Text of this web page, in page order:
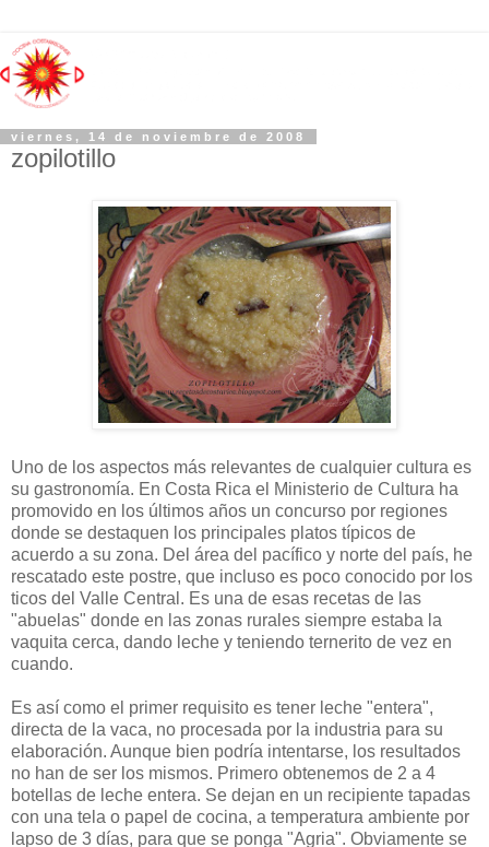
viernes, 14 de noviembre de 2008
zopilotillo
Uno de los aspectos más relevantes de cualquier cultura es
su gastronomía. En Costa Rica el Ministerio de Cultura ha
promovido en los últimos años un concurso por regiones
donde se destaquen los principales platos típicos de
acuerdo a su zona. Del área del pacífico y norte del país, he
rescatado este postre, que incluso es poco conocido por los
ticos del Valle Central. Es una de esas recetas de las
"abuelas" donde en las zonas rurales siempre estaba la
vaquita cerca, dando leche y teniendo ternerito de vez en
cuando.
Es así como el primer requisito es tener leche "entera",
directa de la vaca, no procesada por la industria para su
elaboración. Aunque bien podría intentarse, los resultados
no han de ser los mismos. Primero obtenemos de 2 a 4
botellas de leche entera. Se dejan en un recipiente tapadas
con una tela o papel de cocina, a temperatura ambiente por
lapso de 3 días, para que se ponga "Agria". Obviamente se